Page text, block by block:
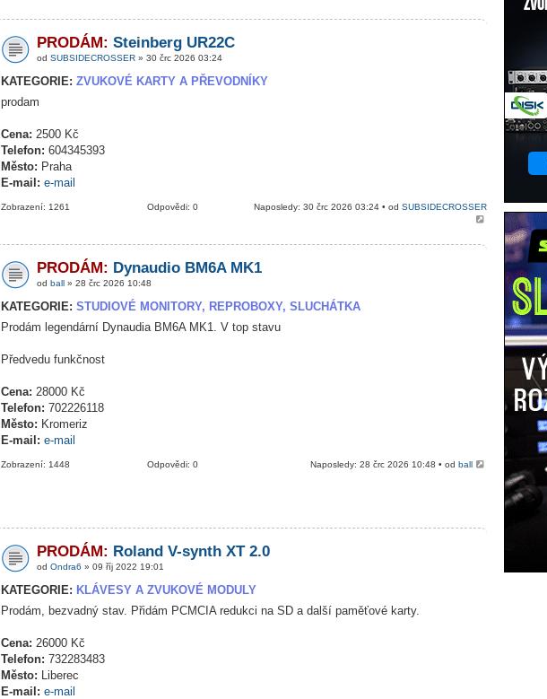
PRODÁM: Steinberg UR22C
od SUBSIDECROSSER » 30 črc 2026 03:24
KATEGORIE: ZVUKOVÉ KARTY A PŘEVODNÍKY
prodam
Cena: 2500 Kč
Telefon: 604345393
Město: Praha
E-mail: e-mail
Naposledy: 30 črc 2026 03:24 • od SUBSIDECROSSER
Odpovědi: 0
Zobrazení: 1261
PRODÁM: Dynaudio BM6A MK1
od ball » 28 črc 2026 10:48
KATEGORIE: STUDIOVÉ MONITORY, REPROBOXY, SLUCHÁTKA
Prodám legendární Dynaudia BM6A MK1. V top stavu
Předvedu funkčnost
Cena: 28000 Kč
Telefon: 702226118
Město: Kromeriz
E-mail: e-mail
Naposledy: 28 črc 2026 10:48 • odball
Odpovědi: 0
Zobrazení: 1448
PRODÁM: Roland V-synth XT 2.0
od Ondra6 » 09 říj 2022 19:01
KATEGORIE: KLÁVESY A ZVUKOVÉ MODULY
Prodám, bezvadný stav. Přidám PCMCIA redukci na SD a další paměťové karty.
Cena: 26000 Kč
Telefon: 732283483
Město: Liberec
E-mail: e-mail